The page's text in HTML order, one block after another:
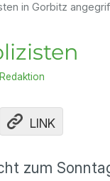
in Gorbitz
Redaktion
LINK
zum